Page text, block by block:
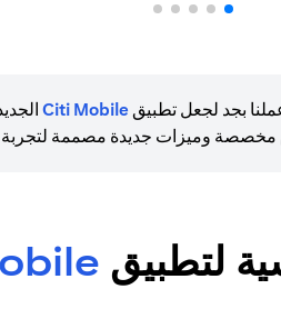
بجد لجعل تطبيق Citi Mobile
وميزات جديدة مصممة لتجربة
لتطبيق